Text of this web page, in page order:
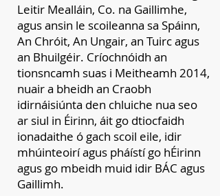
Leitir Mealláin, Co. na Gaillimhe,
agus ansin le scoileanna sa Spáinn,
An Chróit, An Ungair, an Tuirc agus
an Bhuilgéir. Críochnóidh an
tionsncamh suas i Meitheamh 2014,
nuair a bheidh an Craobh
idirnáisiúnta den chluiche nua seo
ar siul in Éirinn, áit go dtiocfaidh
ionadaithe ó gach scoil eile, idir
mhúinteoirí agus pháístí go hÉirinn
agus go mbeidh muid idir BÁC agus
Gaillimh.